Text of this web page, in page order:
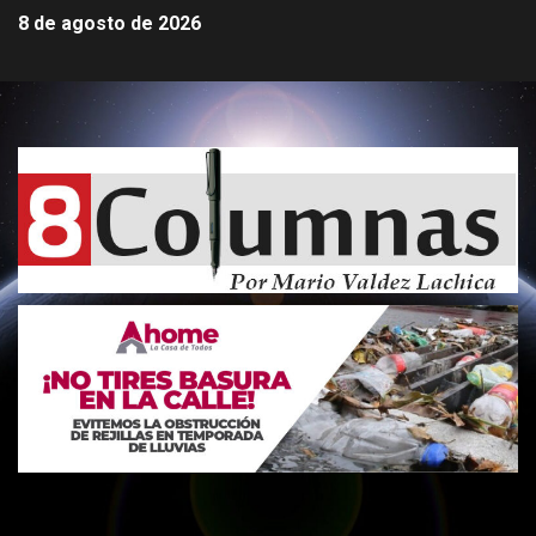
8 de agosto de 2026